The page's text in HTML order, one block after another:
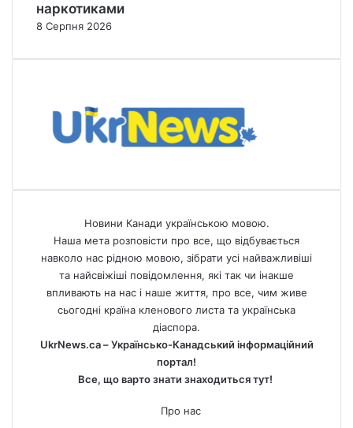
наркотиками
8 Серпня 2026
Новини Канади українською мовою.
Наша мета розповісти про все, що відбувається
навколо нас рідною мовою, зібрати усі найважливіші
та найсвіжіші повідомлення, які так чи інакше
впливають на нас і наше життя, про все, чим живе
сьогодні країна кленового листа та українська
діаспора.
UkrNews.ca – Українсько-Канадський інформаційний
портал!
Все, що варто знати знаходиться тут!
Про нас